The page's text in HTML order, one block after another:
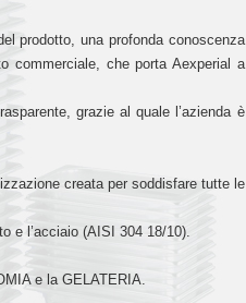
prodotto, una profonda conoscenza
commerciale, che porta Aexperial a
grazie al quale l’azienda è
creata per soddisfare tutte le
e l’acciaio (AISI 304 18/10).
e la GELATERIA.